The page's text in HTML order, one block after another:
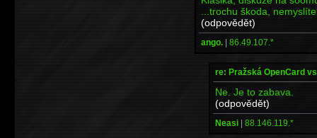
...trochu škoda,
(odpovědět)
ango. | 86.49.107.*
re: Pražská OpenCard
Ne. Je to zabava.
(odpovědět)
Neasi | 88.146.119.*